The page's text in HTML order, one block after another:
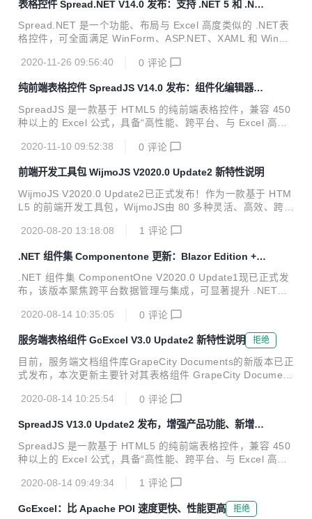
与展示、前后端数据同步、服务端批量导出与打印，以及高性
能类 Excel 报表模板设计与服务端处理等功能，为您的应用程
序打造一整套类 Excel 全栈解决方案。 日前，GcExcel 正式
跨工...
表格控件 Spread.NET V14.0 发布：支持 .NET 5 和 .NE
T Core 3.1
Spread.NET 是一个功能、布局与 Excel 高度类似的 .NET表
格控件，可全面满足 WinForm、ASP.NET、XAML 和 WinRT
支持 462 种 Excel 公式，提供可嵌入系统的类Excel设计器和
提供了更加专业的选择。 日前，表格控件 Spread.NET 正式
发布V14.0版本。从该版本开始，Spread.NET将支持 .NET 5
和 .NET Core 3.1 Windows窗体平台，产品性能、扩展性和
2020-11-26 09:56:40 0 评论
纯前端表格控件 SpreadJS V14.0 发布：组件化编辑器
+数据透视表
SpreadJS 是一款基于 HTML5 的纯前端表格控件，兼容 450
种以上的 Excel 公式，具备“高性能、跨平台、与 Excel 高度
足 Web Excel组件开发、 表格文档协同编辑、 数据填报、 类
和项目交付风险。 产品自面市以来，备受华为、苏宁易购、天
弘基金、远光软件等各领域龙头企业的青睐，并于2020年被
中国软件行业协会认定为“中国优秀软件产品”。 日前，Sprea
dJS 正式发布V14.0版本。从该版本开始，SpreadJS推出了
数据透视表功能，进一步降低...
2020-11-10 09:52:38 0 评论
前端开发工具包 WijmoJS V2020.0 Update2 新特性说明
WijmoJS V2020.0 Update2已正式发布！作为一款基于 HTM
L5 的前端开发工具包，WijmoJS由 80 多种灵活、高效、跨平
t、Vue 等框架，可助力企业快速构建出一套成熟的 Web 应用
框架，并加入了全新的Barcode和TransposedMultiRow组
件、FlexGrid的自定义编辑器，以及PDF安全特性等新功能。
在开始介绍WijmoJS的新特性之前，请先前往WijmoJS 产品
2020-08-20 13:18:08 1 评论
.NET 组件集 Componentone 更新：Blazor Edition +
跨平台数据组件
.NET 组件集 ComponentOne V2020.0 Update1现已正式发
布，该版本聚焦跨平台数据管理与集成，可显著提升 .NET开
到在线数据源的新方法，通过跨平台数据集管理，呈现数据 U
I、数据分析以及集成来自不同源的数据。 在列举 Componen
tOne的全部新特性之前，请下载最新安装程序，以便同步体
验！ >> ComponentOne 最新版下载地址 ComponentOne B
lazor Edition - 正式发布 我们在此前版本中发布了 Blazor Edi
tion 的Beta版，如今其将正式与大家见面。...
2020-08-14 10:35:05 0 评论
服务端表格组件 GcExcel V3.0 Update2 新特性说明 拒绝
目前，服务端文档组件库GrapeCity Documents的新版本已正
式发布，本次更新主要针对其表格组件 GrapeCity Document
el 模板加入了更多全新功能 支持将数字签名添加到 Excel 工
增加了与纯前端表格控件 SpreadJS 的产品兼容性 在列举Gc
Excel V3.0 Update2的新特性之前，请下载最新安装程序，以
便同步体验！ >>服务端表格组件 GcExcel 下载地址 为生成的
2020-08-14 10:25:54 0 评论
SpreadJS V13.0 Update2 发布，增强产品功能、新增 V
ue 等框架的示例代码
SpreadJS 是一款基于 HTML5 的纯前端表格控件，兼容 450
种以上的 Excel 公式，具备“高性能、跨平台、与 Excel 高度
产品”。 伴随着SpreadJS V13.0 Update2 的正式发布，其图
表、排序、形状等功能进一步增强。同时，针对重要的产品资
源，SpreadJS还在『学习指南』中增加了React、Vue、Ang
2020-08-14 09:49:34 1 评论
GcExcel：比 Apache POI 速度更快、性能更高 拒绝